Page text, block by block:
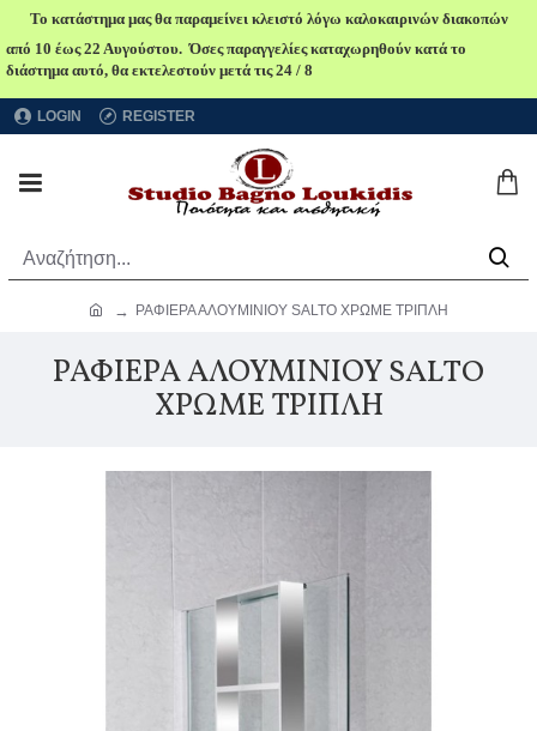
Το κατάστημα μας θα παραμείνει κλειστό λόγω καλοκαιρινών διακοπών
από 10 έως 22 Αυγούστου. Όσες παραγγελίες καταχωρηθούν κατά το
διάστημα αυτό, θα εκτελεστούν μετά τις 24 / 8
LOGIN REGISTER
ΡΑΦΙΕΡΑ ΑΛΟΥΜΙΝΙΟΥ SALTO ΧΡΩΜΕ ΤΡΙΠΛΗ
ΡΑΦΙΕΡΑ ΑΛΟΥΜΙΝΙΟΥ SALTO
ΧΡΩΜΕ ΤΡΙΠΛΗ